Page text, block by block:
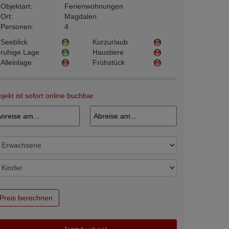
Objektart:
Ferienwohnungen
Ort:
Magdalen
Personen:
4
Seeblick
ruhige Lage
Alleinlage
Kurzurlaub
Haustiere
Frühstück
ist sofort online buchbar
Preis berechnen